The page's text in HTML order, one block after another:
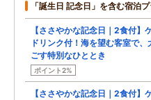
「誕生日 記念日」を含む宿泊
【ささやかな記念日｜2食付】
ドリンク付！海を望む客室で、
ごす特別なひととき
ポイント2%
【ささやかな記念日｜2食付】